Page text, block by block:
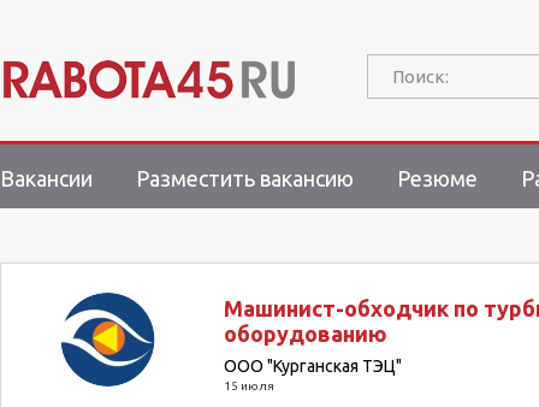
Поиск:
Вакансии Разместить вакансию Резюме
Машинист-обходчик по
оборудованию
ООО "Курганская ТЭЦ"
15 июля